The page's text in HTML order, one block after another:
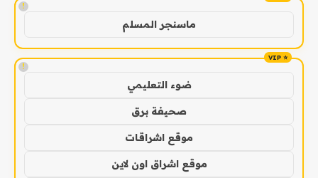
!
ماسنجر المسلم
!
ضوء التعليمي
صحيفة برق
موقع اشراقات
موقع اشراق اون لاين